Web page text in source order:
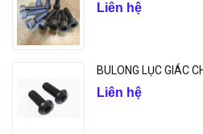
Liên hệ
BULONG LỤC GIÁC
Liên hệ